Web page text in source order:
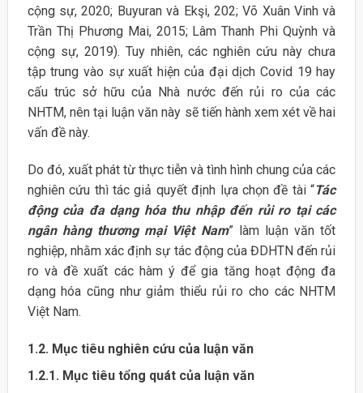
cộng sự, 2020; Buyuran và Ekşi, 202; Võ Xuân Vinh và
Trần Thị Phương Mai, 2015; Lâm Thanh Phi Quỳnh và
cộng sự, 2019). Tuy nhiên, các nghiên cứu này chưa
tập trung vào sự xuất hiện của đại dịch Covid 19 hay
cấu trúc sở hữu của Nhà nước đến rủi ro của các
NHTM, nên tại luận văn này sẽ tiến hành xem xét về hai
vấn đề này.
Do đó, xuất phát từ thực tiễn và tình hình chung của các
nghiên cứu thì tác giả quyết định lựa chọn đề tài “Tác
động của đa dạng hóa thu nhập đến rủi ro tại các
ngân hàng thương mại Việt Nam” làm luận văn tốt
nghiệp, nhằm xác định sự tác động của ĐDHTN đến rủi
ro và đề xuất các hàm ý để gia tăng hoạt động đa
dạng hóa cũng như giảm thiểu rủi ro cho các NHTM
Việt Nam.
1.2. Mục tiêu nghiên cứu của luận văn
1.2.1. Mục tiêu tổng quát của luận văn